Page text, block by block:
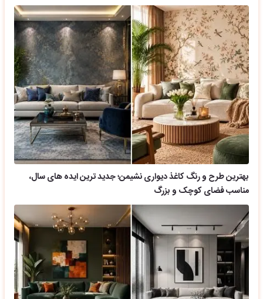
بهترین طرح و رنگ کاغذ دیواری نشیمن؛ جدید ترین ایده های سال،
مناسب فضای کوچک و بزرگ